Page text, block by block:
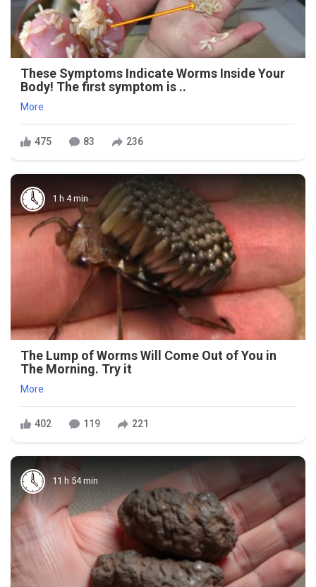
These Symptoms Indicate Worms Inside Your
Body! The first symptom is ..
More
475 83 236
1 h 4 min
The Lump of Worms Will Come Out of You in
The Morning. Try it
More
402 119 221
11 h 54 min